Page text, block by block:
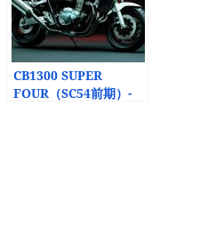
CB1300 SUPER
FOUR（SC54前期）-